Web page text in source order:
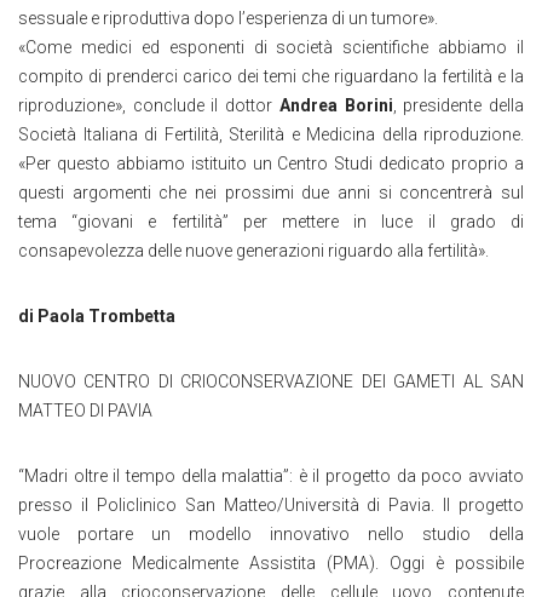
sessuale e riproduttiva dopo l’esperienza di un tumore».
«Come medici ed esponenti di società scientifiche abbiamo il
compito di prenderci carico dei temi che riguardano la fertilità e la
riproduzione», conclude il dottor Andrea Borini , presidente della
Società Italiana di Fertilità, Sterilità e Medicina della riproduzione.
«Per questo abbiamo istituito un Centro Studi dedicato proprio a
questi argomenti che nei prossimi due anni si concentrerà sul
tema “giovani e fertilità” per mettere in luce il grado di
consapevolezza delle nuove generazioni riguardo alla fertilità».
di Paola Trombetta
NUOVO CENTRO DI CRIOCONSERVAZIONE DEI GAMETI AL SAN
MATTEO DI PAVIA
“Madri oltre il tempo della malattia”: è il progetto da poco avviato
presso il Policlinico San Matteo/Università di Pavia. Il progetto
vuole portare un modello innovativo nello studio della
Procreazione Medicalmente Assistita (PMA). Oggi è possibile
grazie alla crioconservazione delle cellule uovo contenute